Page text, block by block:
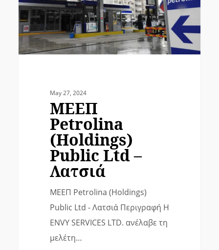
May 27, 2024
ΜΕΕΠ
Petrolina
(Holdings)
Public Ltd –
Λατσιά
ΜΕΕΠ Petrolina (Holdings)
Public Ltd - Λατσιά Περιγραφή Η
ENVY SERVICES LTD. ανέλαβε τη
μελέτη…